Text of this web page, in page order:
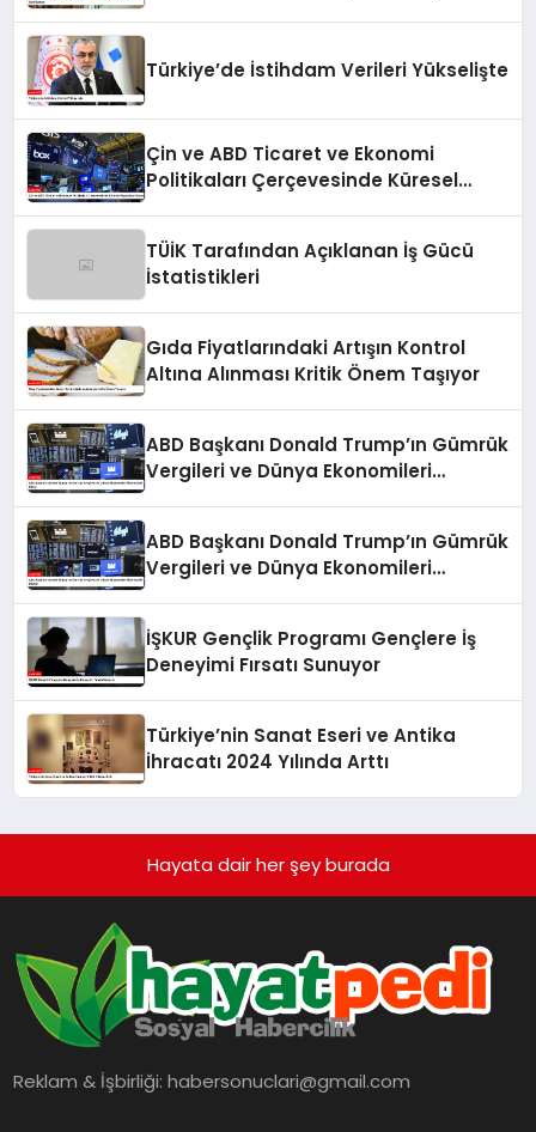
Türkiye’de İstihdam Verileri Yükselişte
Çin ve ABD Ticaret ve Ekonomi
Politikaları Çerçevesinde Küresel
TÜİK Tarafından Açıklanan İş Gücü
İstatistikleri
Gıda Fiyatlarındaki Artışın Kontrol
Altına Alınması Kritik Önem Taşıyor
ABD Başkanı Donald Trump’ın Gümrük
Vergileri ve Dünya Ekonomileri
ABD Başkanı Donald Trump’ın Gümrük
Vergileri ve Dünya Ekonomileri
İŞKUR Gençlik Programı Gençlere İş
Deneyimi Fırsatı Sunuyor
Türkiye’nin Sanat Eseri ve Antika
İhracatı 2024 Yılında Arttı
Hayata dair her şey burada
Reklam & İşbirliği:habersonuclari@gmail.com